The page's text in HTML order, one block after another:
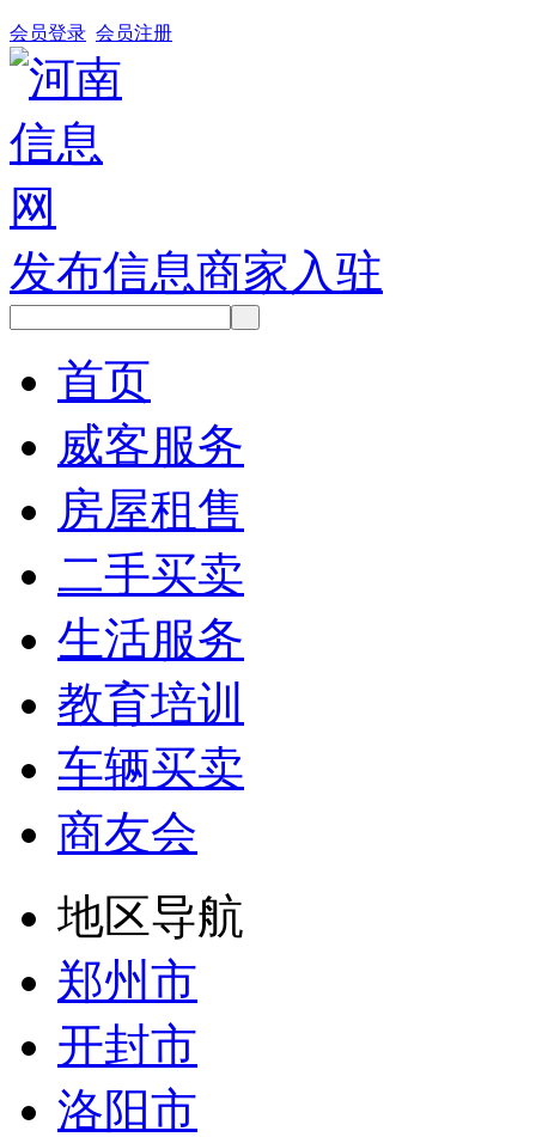
会员登录 会员注册
发布信息商家入驻
首页
威客服务
房屋租售
二手买卖
生活服务
教育培训
车辆买卖
商友会
地区导航
郑州市
开封市
洛阳市